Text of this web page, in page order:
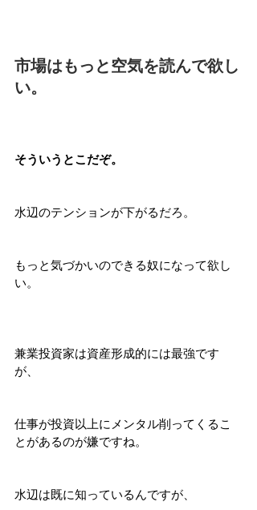
市場はもっと空気を読んで欲し
い。
そういうとこだぞ。
水辺のテンションが下がるだろ。
もっと気づかいのできる奴になって欲し
い。
兼業投資家は資産形成的には最強です
が、
仕事が投資以上にメンタル削ってくるこ
とがあるのが嫌ですね。
水辺は既に知っているんですが、